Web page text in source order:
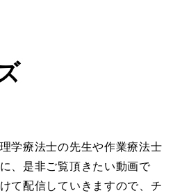
学療法士の先生や作業療法士
、是非ご覧頂きたい動画で
て配信していきますので、チ